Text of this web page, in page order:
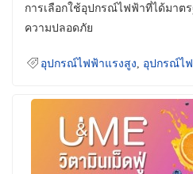
การเลือกใช้อุปกรณ์ไฟฟ้าที่ได้มาต
ความปลอดภัย
อุปกรณ์ไฟฟ้าแรงสูง อุปกรณ์ไ